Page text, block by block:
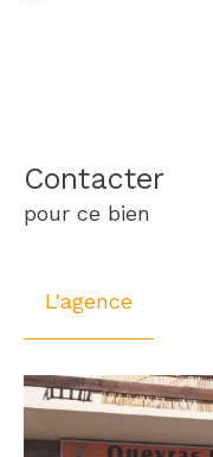
Contacter
pour ce bien
L'agence